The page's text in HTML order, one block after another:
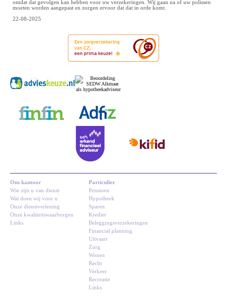
omdat dat gevolgen kan hebben voor uw verzekeringen. Wij gaan na of uw polissen
moeten worden aangepast en zorgen ervoor dat dat in orde komt.
22-08-2025
Ons kantoor
Wie zijn u van dienst
Wat doen wij voor u
Onze dienstverlening
Onze kwaliteitswaarborgen
Links
Particulier
Pensioen
Hypotheek
Sparen
Krediet
Beleggingsverzekeringen
Financial planning
Uitvaart
Zorg
Wonen
Recht
Verkeer
Recreatie
Links